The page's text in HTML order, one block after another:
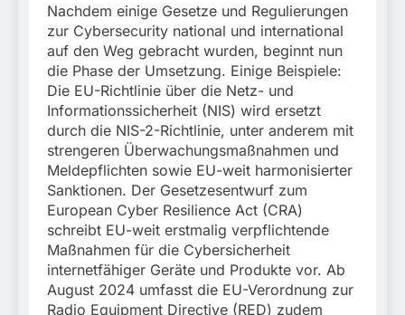
Nachdem einige Gesetze und Regulierungen
zur Cybersecurity national und international
auf den Weg gebracht wurden, beginnt nun
die Phase der Umsetzung. Einige Beispiele:
Die EU-Richtlinie über die Netz- und
Informationssicherheit (NIS) wird ersetzt
durch die NIS-2-Richtlinie, unter anderem mit
strengeren Überwachungsmaßnahmen und
Meldepflichten sowie EU-weit harmonisierter
Sanktionen. Der Gesetzesentwurf zum
European Cyber Resilience Act (CRA)
schreibt EU-weit erstmalig verpflichtende
Maßnahmen für die Cybersicherheit
internetfähiger Geräte und Produkte vor. Ab
August 2024 umfasst die EU-Verordnung zur
Radio Equipment Directive (RED) zudem